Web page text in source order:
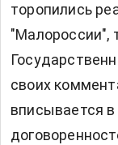
торопились
"Малороссии",
своих
вписывается в